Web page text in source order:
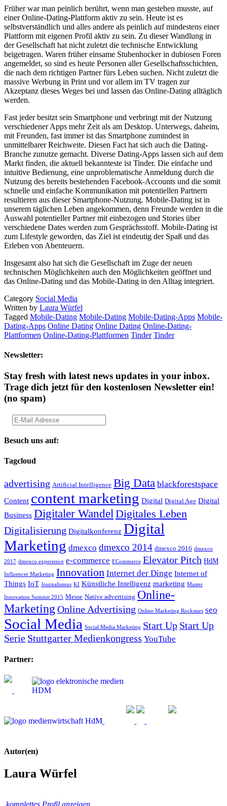
Früher war man peinlich berührt, wenn man gestehen musste, auf
einer Online-Dating-Plattform aktiv zu sein. Heute ist es
selbstverständlich und alles andere als peinlich auf mindestens einer
Plattform mit eigenen Profil aktiv zu sein. Zu dieser Wandlung in
der Gesellschaft hat nicht zuletzt die technische Entwicklung
beigetragen. Waren früher einsame Stubenhocker in dubiosen Foren
angemeldet, so sind es heute Personen aller Gesellschaftsschichten,
die nach dem richtigen Partner fürs Leben suchen. Nicht zuletzt die
massive Werbung in Print und vor allem im TV tragen zur
Akzeptanz dieses Weges bei und lassen das Online-Dating alltäglich
werden.
Fast jeder besitzt sein Smartphone und verbringt mit der Nutzung
verschiedener Apps mehr Zeit als am Desktop. Unterwegs, daheim,
mit Freunden, fast immer ist das Smartphone zumindest in
unmittelbarer Reichweite. Diesen Fact hat sich auch die Dating-
Branche zunutze gemacht. Diverse Dating-Apps lassen sich auf dem
Markt finden, die aktuell bekannteste ist Tinder. Die einfache und
intuitive Bedienung, eine unproblematische Anmeldung durch die
Nutzung des bereits bestehenden Facebook-Accounts und die somit
schnelle und einfache Kommunikation mit potentiellen Partnern
resultieren aus dieser Smartphone-Nutzung. Mobile-Dating ist in
unserem täglichen Leben angekommen, denn Freunde werden in die
Auswahl potentieller Partner mit einbezogen und Stories über
verschiedene Dates werden zum Gesprächsstoff. Mobile-Dating ist
zum Lifestyle geworden, das Ziel ist eindeutig der Spaß und das
Erleben von Abenteuern.
Insgesamt also hat sich die Gesellschaft im Zuge der neuen
technischen Möglichkeiten auch den Möglichkeiten geöffnet und
das Online-Dating und das Mobile-Dating in den Alltag integriert.
Category Social Media
Written by Laura Würfel
Tagged Mobile-Dating Mobile-Dating Mobile-Dating-Apps Mobile-
Dating-Apps Online Dating Online Dating Online-Dating-
Plattformen Online-Dating-Plattformen Tinder Tinder
Newsletter:
Stay fresh with latest news updates in your inbox.
Trage dich jetzt für den kostenlosen Newsletter ein!
(no spam)
Besuch uns auf:
Tagcloud
advertising Artificial Intelligence Big Data blackforestspace
Content content marketing Digital Digital Age Digital
Business Digitaler Wandel Digitales Leben
Digitalisierung Digitalkonferenz Digital
Marketing dmexco dmexco 2014 dmexco 2016 dmexco
2017 dmexco experience e-commerce ECommerce Elevator Pitch HdM
Influencer Marketing Innovation Internet der Dinge Internet of
Things IoT Journalismus KI Künstliche Intelligenz marketing Master
Innovation Summit 2015 Messe Native advertising Online-
Marketing Online Advertising Online Marketing Rockstars seo
Social Media Social Media Marketing Start Up Start Up
Serie Stuttgarter Medienkongress YouTube
Partner:
Autor(en)
Laura Würfel
komplettes Profil anzeigen